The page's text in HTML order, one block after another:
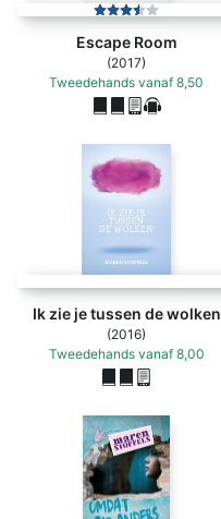
Escape Room
(2017)
Tweedehands vanaf 8,50
Ik zie je tussen de wolken
(2016)
Tweedehands vanaf 8,00